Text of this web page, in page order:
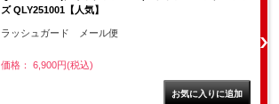
ズ QLY251001【人気】
ラッシュガード メール便
価格： 6,900円(税込)